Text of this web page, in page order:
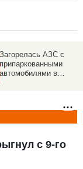
Загорелась АЗС с
припаркованными
автомобилями в
с 9-го